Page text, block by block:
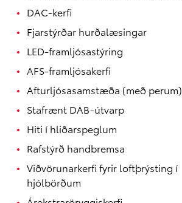
DAC-kerfi
Fjarstýrðar hurðalæsingar
LED-framljósastýring
AFS-framljósakerfi
Afturljósasamstæða (með perum)
Stafrænt DAB-útvarp
Hiti í hliðarspeglum
Rafstýrð handbremsa
Viðvörunarkerfi fyrir loftþrýsting í
hjólbörðum